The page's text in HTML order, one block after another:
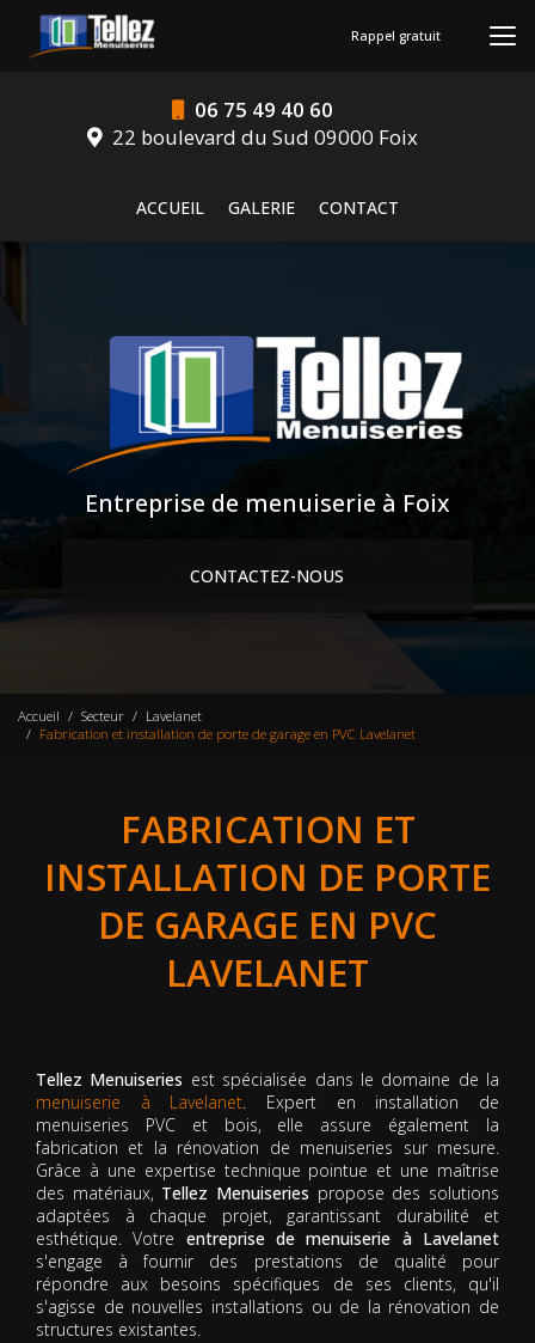
contenu
06 75 49 40 60
22 boulevard du Sud 09000 Foix
ACCUEIL
GALERIE CONTACT
Rappel gratuit
Entreprise de menuiserie à Foix
CONTACTEZ-NOUS
Accueil Secteur
Lavelanet
Fabrication et installation de porte de garage en PVC Lavelanet
FABRICATION ET
INSTALLATION DE PORTE
DE GARAGE EN PVC
LAVELANET
Tellez Menuiseries est spécialisée dans le domaine de la
menuiserie à Lavelanet. Expert en installation de
menuiseries PVC et bois, elle assure également la
fabrication et la rénovation de menuiseries sur mesure.
Grâce à une expertise technique pointue et une maîtrise
des matériaux, Tellez Menuiseries propose des solutions
adaptées à chaque projet, garantissant durabilité et
esthétique. Votre entreprise de menuiserie à Lavelanet
s'engage à fournir des prestations de qualité pour
répondre aux besoins spécifiques de ses clients, qu'il
s'agisse de nouvelles installations ou de la rénovation de
structures existantes.